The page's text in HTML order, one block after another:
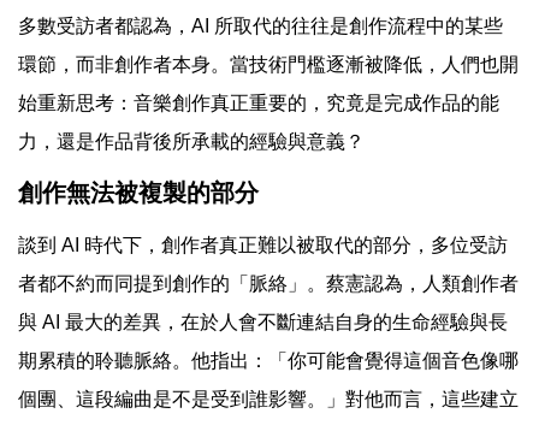
多數受訪者都認為，AI 所取代的往往是創作流程中的某些
環節，而非創作者本身。當技術門檻逐漸被降低，人們也開
始重新思考：音樂創作真正重要的，究竟是完成作品的能
力，還是作品背後所承載的經驗與意義？
創作無法被複製的部分
談到 AI 時代下，創作者真正難以被取代的部分，多位受訪
者都不約而同提到創作的「脈絡」。蔡憲認為，人類創作者
與 AI 最大的差異，在於人會不斷連結自身的生命經驗與長
期累積的聆聽脈絡。他指出：「你可能會覺得這個音色像哪
個團、這段編曲是不是受到誰影響。」對他而言，這些建立